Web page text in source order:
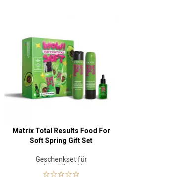
Matrix Total Results Food For
Soft Spring Gift Set
Geschenkset für
geschmeidiges Haar